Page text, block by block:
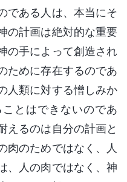
である人は、本当にそ
の計画は絶対的な重要
の手によって創造され
ために存在するのであ
人類に対する憎しみか
とはできないのであ
えるのは自分の計画と
肉のためではなく、人
、人の肉ではなく、神